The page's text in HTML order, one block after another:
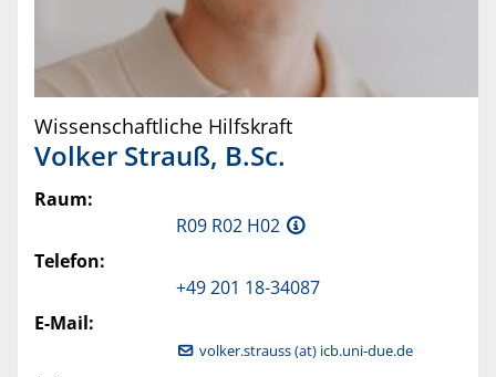
Wissenschaftliche Hilfskraft
Volker Strauß, B.Sc.
Raum:
R09 R02 H02
Telefon:
+49 201 18-34087
E-Mail:
volker.strauss (at) icb.uni-due.de